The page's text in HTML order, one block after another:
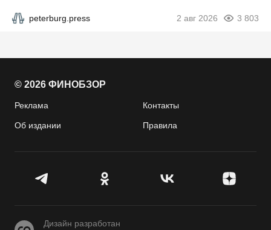
peterburg.press 2 авг 2026 3 803
© 2026 ФИНОБЗОР
Реклама Контакты
Об издании Правила